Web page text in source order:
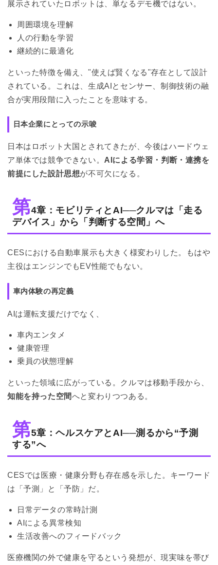
展示されていたロボットは、単なるデモ機ではない。
周囲環境を理解
人の行動を学習
継続的に最適化
といった特徴を備え、"使えば賢くなる"存在として設計
されている。これは、生成AIとセンサー、制御技術の融
合が実用段階に入ったことを意味する。
日本企業にとっての示唆
日本はロボット大国とされてきたが、今後はハードウェ
ア単体では競争できない。 AIによる学習・判断・連携を
前提にした設計思想が不可欠になる。
第4章：モビリティとAI──クルマは「走る
デバイス」から「判断する空間」へ
CESにおける自動車展示も大きく様変わりした。もはや
主役はエンジンでもEV性能でもない。
車内体験の再定義
AIは運転支援だけでなく、
車内エンタメ
健康管理
乗員の状態理解
といった領域に広がっている。クルマは移動手段から、
知能を持った空間へと変わりつつある。
第5章：ヘルスケアとAI──測るから“予測
する”へ
CESでは医療・健康分野も存在感を示した。キーワード
は「予測」と「予防」だ。
日常データの常時計測
AIによる異常検知
生活改善へのフィードバック
医療機関の外で健康を守るという発想が、現実味を帯び